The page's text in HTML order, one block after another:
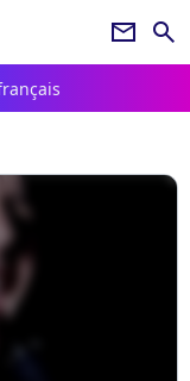
newsletter search